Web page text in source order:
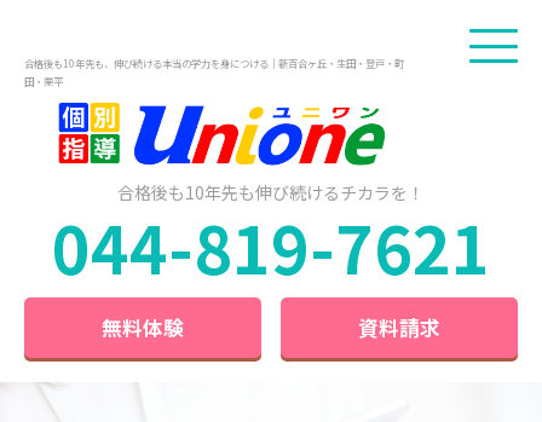
合格後も10年先も、伸び続ける本当の学力を身につける｜新百合ヶ丘・生田・登戸・町
田・栗平
合格後も10年先も伸び続けるチカラを！
044-819-7621
無料体験 資料請求